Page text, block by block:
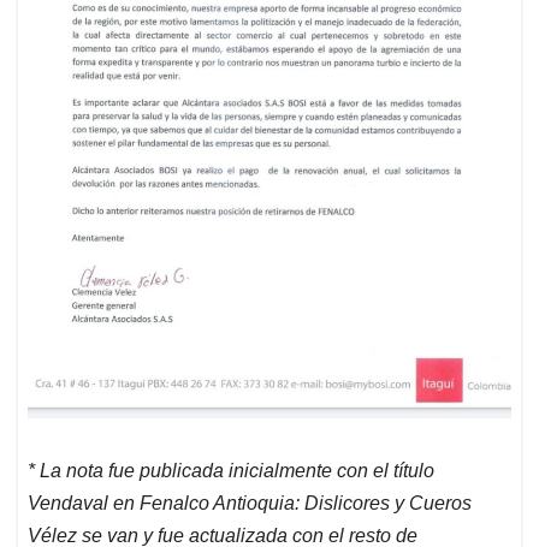
* La nota fue publicada inicialmente con el título
Vendaval en Fenalco Antioquia: Dislicores y Cueros
Vélez se van y fue actualizada con el resto de